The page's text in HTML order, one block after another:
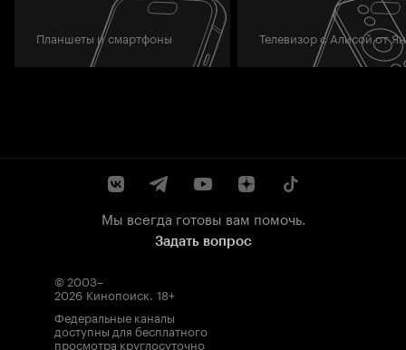
Планшеты и смартфоны Телевизор с Алисой от
Мы всегда готовы вам помочь.
Задать вопрос
© 2003–
2026 Кинопоиск. 18+
Федеральные каналы
доступны для бесплатного
просмотра круглосуточно